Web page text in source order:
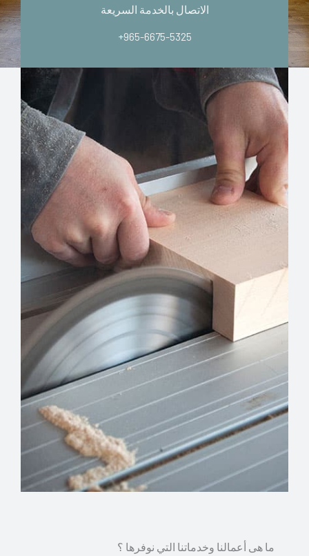
الاتصال بالخدمة السريعة
+965-6675-5325
ما هى أعمالنا وخدماتنا التي نوفرها ؟